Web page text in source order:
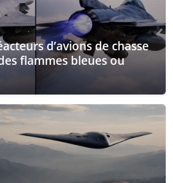
d’avions de chasse
flammes bleues ou